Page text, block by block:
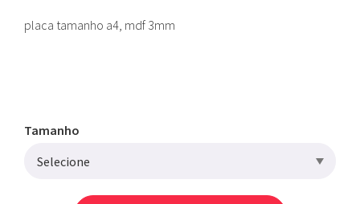
placa tamanho a4, mdf 3mm
Tamanho